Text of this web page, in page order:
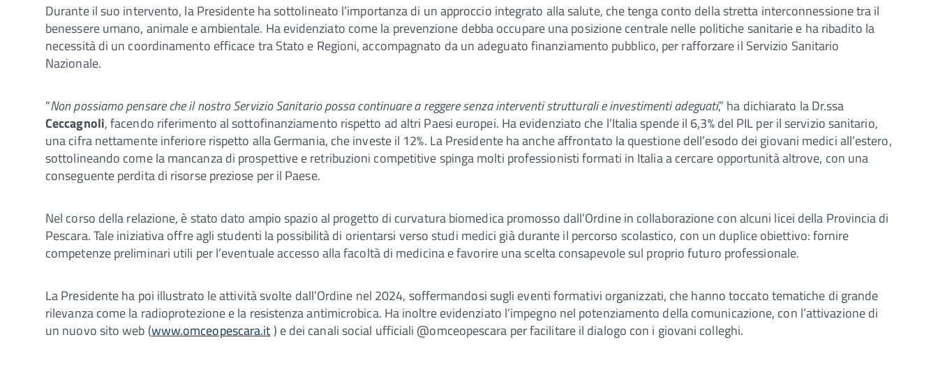
Durante il suo intervento, la Presidente ha sottolineato l’importanza di un approccio integrato alla salute, che tenga conto della stretta interconnessione tra il
benessere umano, animale e ambientale. Ha evidenziato come la prevenzione debba occupare una posizione centrale nelle politiche sanitarie e ha ribadito la
necessità di un coordinamento efficace tra Stato e Regioni, accompagnato da un adeguato finanziamento pubblico, per rafforzare il Servizio Sanitario
Nazionale.
“Non possiamo pensare che il nostro Servizio Sanitario possa continuare a reggere senza interventi strutturali e investimenti adeguati,” ha dichiarato la Dr.ssa
Ceccagnoli, facendo riferimento al sottofinanziamento rispetto ad altri Paesi europei. Ha evidenziato che l’Italia spende il 6,3% del PIL per il servizio sanitario,
una cifra nettamente inferiore rispetto alla Germania, che investe il 12%. La Presidente ha anche affrontato la questione dell’esodo dei giovani medici all’estero,
sottolineando come la mancanza di prospettive e retribuzioni competitive spinga molti professionisti formati in Italia a cercare opportunità altrove, con una
conseguente perdita di risorse preziose per il Paese.
Nel corso della relazione, è stato dato ampio spazio al progetto di curvatura biomedica promosso dall’Ordine in collaborazione con alcuni licei della Provincia di
Pescara. Tale iniziativa offre agli studenti la possibilità di orientarsi verso studi medici già durante il percorso scolastico, con un duplice obiettivo: fornire
competenze preliminari utili per l’eventuale accesso alla facoltà di medicina e favorire una scelta consapevole sul proprio futuro professionale.
La Presidente ha poi illustrato le attività svolte dall’Ordine nel 2024, soffermandosi sugli eventi formativi organizzati, che hanno toccato tematiche di grande
rilevanza come la radioprotezione e la resistenza antimicrobica. Ha inoltre evidenziato l’impegno nel potenziamento della comunicazione, con l’attivazione di
un nuovo sito web (www.omceopescara.it ) e dei canali social ufficiali @omceopescara per facilitare il dialogo con i giovani colleghi.